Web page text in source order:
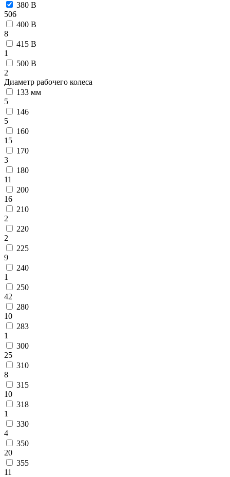
380 В
506
400 В
8
415 В
1
500 В
2
Диаметр рабочего колеса
133 мм
5
146
5
160
15
170
3
180
11
200
16
210
2
220
2
225
9
240
1
250
42
280
10
283
1
300
25
310
8
315
10
318
1
330
4
350
20
355
11